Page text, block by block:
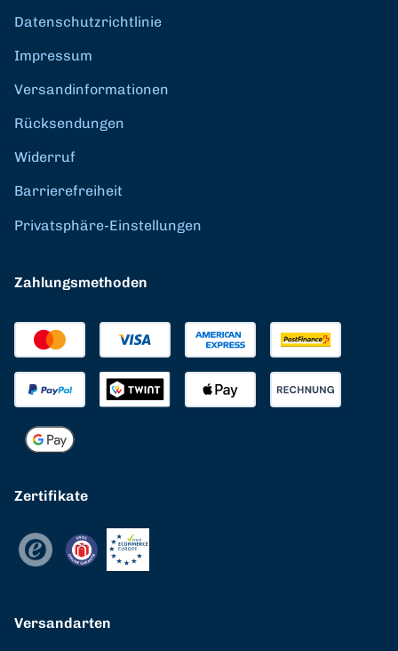
Datenschutzrichtlinie
Impressum
Versandinformationen
Rücksendungen
Widerruf
Barrierefreiheit
Privatsphäre-Einstellungen
Zahlungsmethoden
Zertifikate
Versandarten